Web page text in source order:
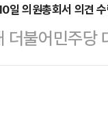
회에 걸쳐 지
며 '찾아가는
습관 대강당…
도한 정치적
SNS를 통해 "
유로 기존 주
일 의원총회서 의견
더불어민주당
해 "10일 의원